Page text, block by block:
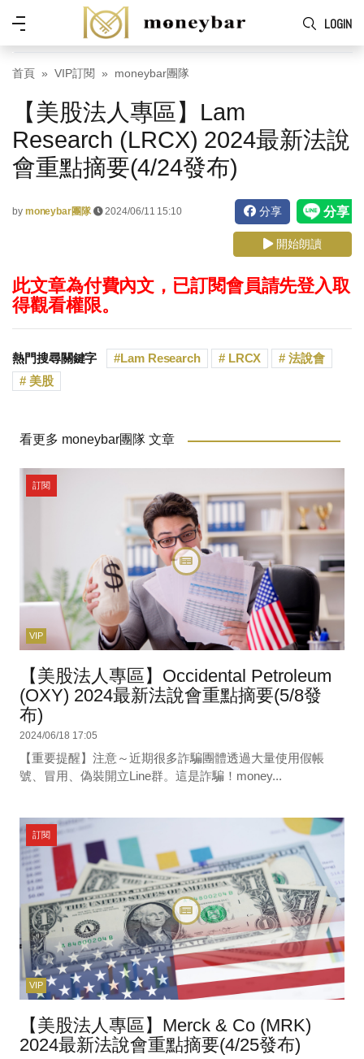
Skip to main content
LOGIN
功
表
首頁 VIP訂閱 moneybar團隊
【美股法人專區】Lam
Research (LRCX) 2024最新法說
會重點摘要(4/24發布)
by moneybar團隊 2024/06/11 15:10 分享
開始朗讀
此文章為付費內文，已訂閱會員請先登入取
得觀看權限。
熱門搜尋關鍵字 Lam Research LRCX
法說會
美股
看更多 moneybar團隊 文章
VIP
訂閱
【美股法人專區】Occidental Petroleum
(OXY) 2024最新法說會重點摘要(5/8發
布)
2024/06/18 17:05
【重要提醒】注意～近期很多詐騙團體透過大量使用假帳
號、冒用、偽裝開立Line群。這是詐騙！money...
VIP
訂閱
【美股法人專區】Merck & Co (MRK)
2024最新法說會重點摘要(4/25發布)